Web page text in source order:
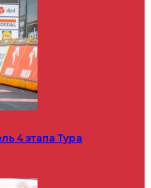
4 этапа Тура